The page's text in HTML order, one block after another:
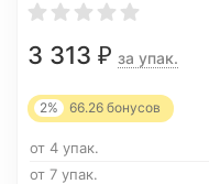
3 313 ₽ за упак.
2% 66.26 бонусов
от 4 упак.
от 7 упак.